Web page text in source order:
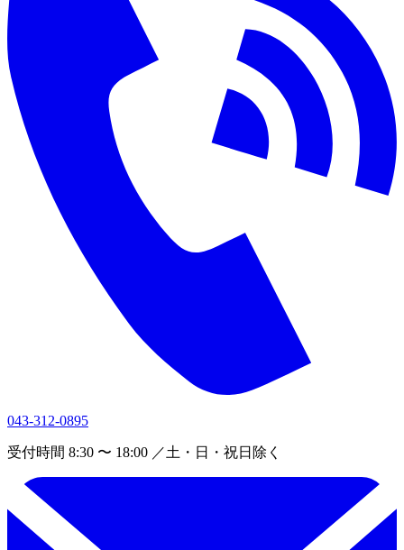
043-312-0895
受付時間 8:30 〜 18:00 ／土・日・祝日除く